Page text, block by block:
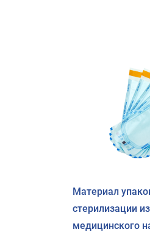
Материал
стерилизации
медицинского